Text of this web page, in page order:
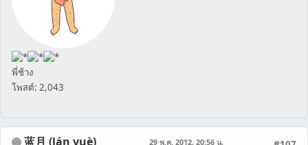
พี่ช้าง
โพสต์: 2,043
蓝月 (lán yuè) 29 พ.ค. 2012, 20:56 น.